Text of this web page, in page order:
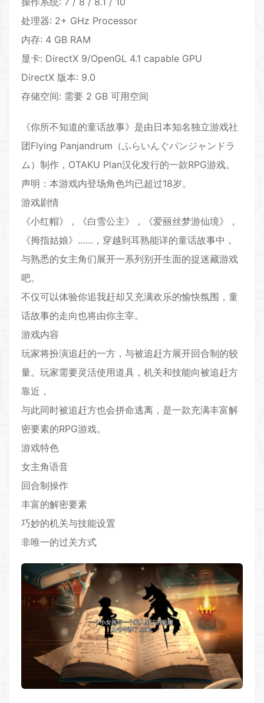
处理器: 2+ GHz Processor
内存: 4 GB RAM
显卡: DirectX 9/OpenGL 4.1 capable GPU
DirectX 版本: 9.0
存储空间: 需要 2 GB 可用空间
《你所不知道的童话故事》是由日本知名独立游戏社
团Flying Panjandrum（ふらいんぐパンジャンドラ
ム）制作，OTAKU Plan汉化发行的一款RPG游戏。
声明：本游戏内登场角色均已超过18岁。
游戏剧情
《小红帽》，《白雪公主》，《爱丽丝梦游仙境》，
《拇指姑娘》……，穿越到耳熟能详的童话故事中，
与熟悉的女主角们展开一系列别开生面的捉迷藏游戏
吧。
不仅可以体验你追我赶却又充满欢乐的愉快氛围，童
话故事的走向也将由你主宰。
游戏内容
玩家将扮演追赶的一方，与被追赶方展开回合制的较
量。玩家需要灵活使用道具，机关和技能向被追赶方
靠近，
与此同时被追赶方也会拼命逃离，是一款充满丰富解
密要素的RPG游戏。
游戏特色
女主角语音
回合制操作
丰富的解密要素
巧妙的机关与技能设置
非唯一的过关方式